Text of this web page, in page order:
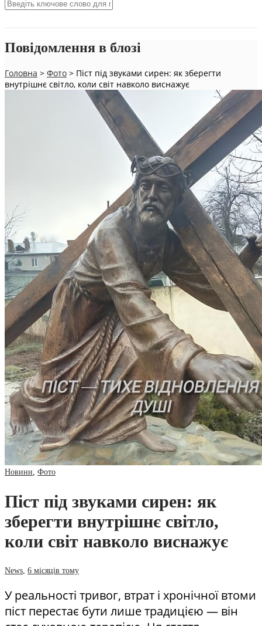
Повідомлення в блозі
Головна > Фото > Піст під звуками сирен: як зберегти
внутрішнє світло, коли світ навколо виснажує
Новини Фото
Піст під звуками сирен: як
зберегти внутрішнє світло,
коли світ навколо виснажує
News 6 місяців тому
У реальності тривог, втрат і хронічної втоми
піст перестає бути лише традицією — він